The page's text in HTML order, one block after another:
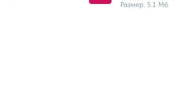
Размер: 5.1 Мб